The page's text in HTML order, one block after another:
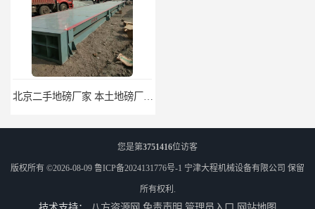
北京二手地磅厂家 本土地磅厂100秒报价
您是第3751416位访客
版权所有 ©2026-08-09 鲁ICP备2024131776号-1 宁津大程机械设备有限公司 保留
所有权利.